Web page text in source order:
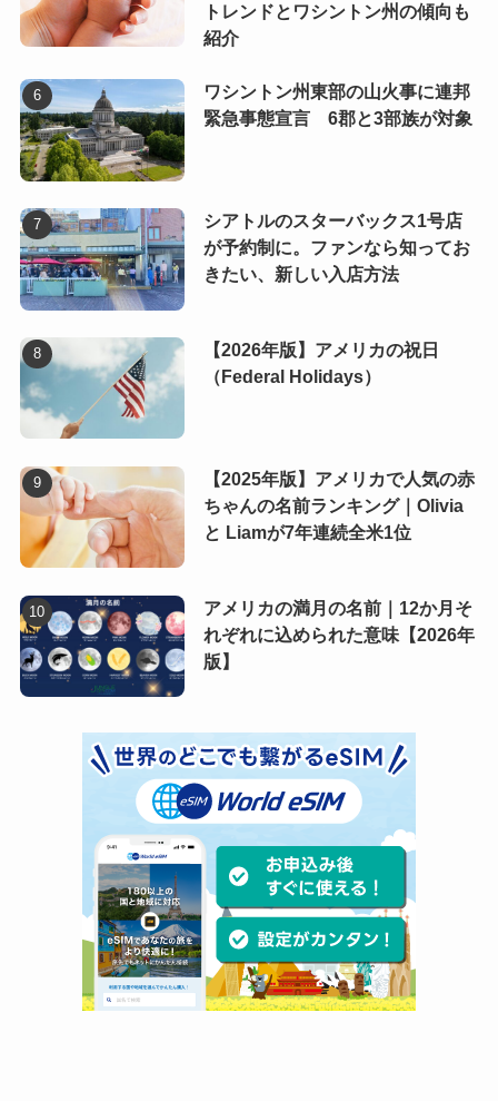
トレンドとワシントン州の傾向も
紹介
ワシントン州東部の山火事に連邦
緊急事態宣言 6郡と3部族が対象
シアトルのスターバックス1号店
が予約制に。ファンなら知ってお
きたい、新しい入店方法
【2026年版】アメリカの祝日
（Federal Holidays）
【2025年版】アメリカで人気の赤
ちゃんの名前ランキング｜Olivia
と Liamが7年連続全米1位
アメリカの満月の名前｜12か月そ
れぞれに込められた意味【2026年
版】